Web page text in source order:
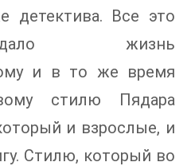
детектива. Все это
жизнь
и в то же время
стилю Пядара
и взрослые, и
Стилю, который во